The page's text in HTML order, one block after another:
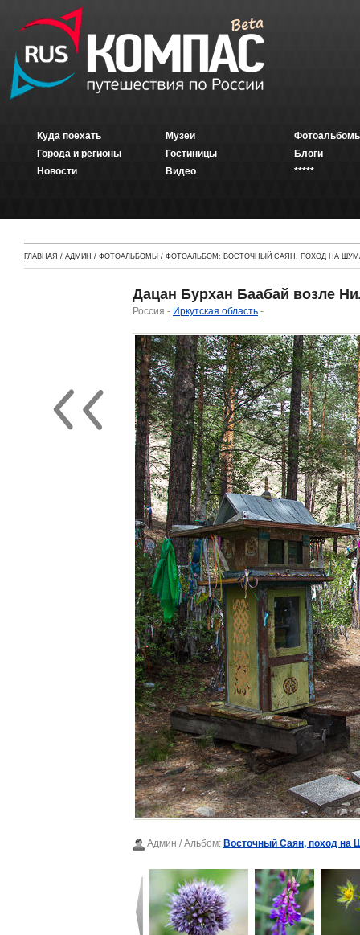
Куда поехать
Города и регионы
Новости
Музеи
Гостиницы
Видео
Блоги
*****
ГЛАВНАЯ / АДМИН / ФОТОАЛЬБОМЫ / ФОТОАЛЬБОМ: ВОСТОЧНЫЙ САЯН, ПОХОД НА
Дацан Бурхан Баабай возле
Россия - Иркутская область -
Админ / Альбом: Восточный Саян, поход на